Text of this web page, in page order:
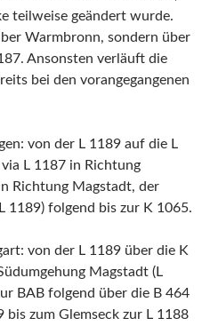
teilweise geändert wurde.
Warmbronn, sondern über
Ansonsten verläuft die
bei den vorangegangenen
von der L 1189 auf die L
L 1187 in Richtung
Richtung Magstadt, der
1189) folgend bis zur K 1065.
von der L 1189 über die K
Magstadt (L
BAB folgend über die B 464
bis zum Glemseck zur L 1188